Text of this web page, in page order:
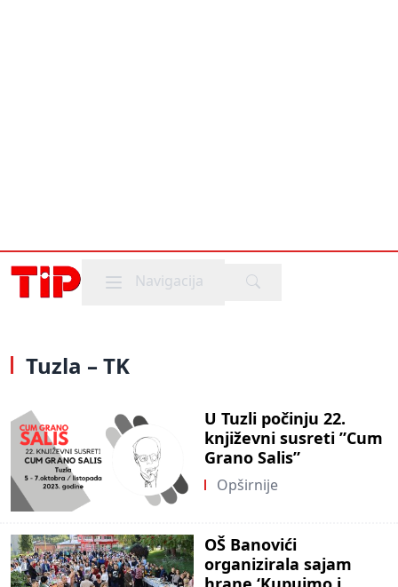
Mobile menu
Navigacija
Tuzla – TK
U Tuzli počinju 22.
književni susreti ”Cum
Grano Salis”
Opširnije
OŠ Banovići
organizirala sajam